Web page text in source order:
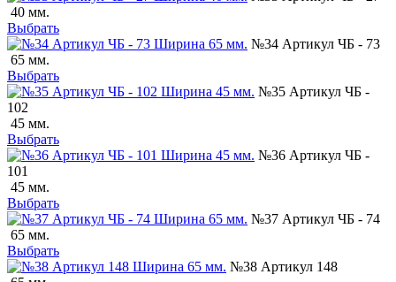
40 мм.
Выбрать
№34 Артикул ЧБ - 73
65 мм.
Выбрать
№35 Артикул ЧБ -
102
45 мм.
Выбрать
№36 Артикул ЧБ -
101
45 мм.
Выбрать
№37 Артикул ЧБ - 74
65 мм.
Выбрать
№38 Артикул 148